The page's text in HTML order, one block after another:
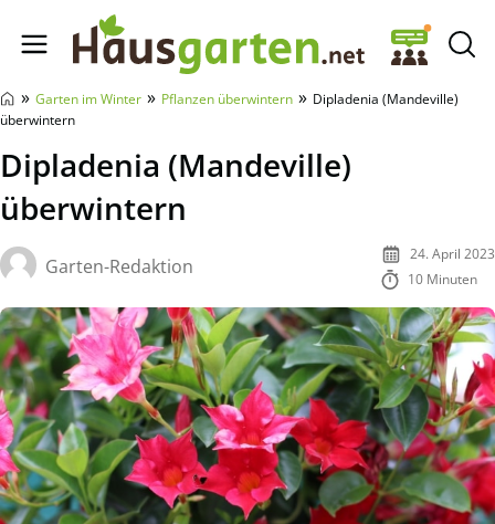
Hausgarten.net
» Garten im Winter » Pflanzen überwintern » Dipladenia (Mandeville)
überwintern
Dipladenia (Mandeville)
überwintern
Garten-Redaktion
24. April 2023
10 Minuten